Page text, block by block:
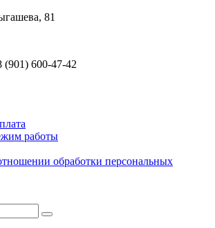
81
(901) 600-47-42
работы
обработки персональных